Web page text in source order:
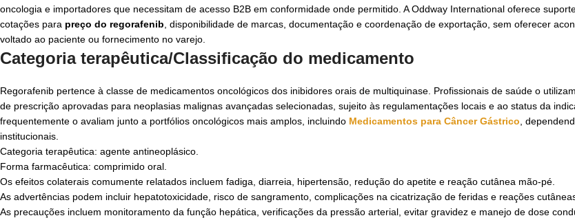
oncologia e importadores que necessitam de acesso B2B em conformidade onde permitido. A Oddway International oferece
cotações para preço do regorafenib , disponibilidade de marcas, documentação e coordenação de exportação, sem oferecer
voltado ao paciente ou fornecimento no varejo.
Categoria terapêutica/Classificação do medicamento
Regorafenib pertence à classe de medicamentos oncológicos dos inibidores orais de multiquinase. Profissionais de saúde o
de prescrição aprovadas para neoplasias malignas avançadas selecionadas, sujeito às regulamentações locais e ao status da
frequentemente o avaliam junto a portfólios oncológicos mais amplos, incluindo Medicamentos para Câncer Gástrico ,
institucionais.
Categoria terapêutica: agente antineoplásico.
Forma farmacêutica: comprimido oral.
Os efeitos colaterais comumente relatados incluem fadiga, diarreia, hipertensão, redução do apetite e reação cutânea mão-pé.
As advertências podem incluir hepatotoxicidade, risco de sangramento, complicações na cicatrização de feridas e reações
As precauções incluem monitoramento da função hepática, verificações da pressão arterial, evitar gravidez e manejo de dose